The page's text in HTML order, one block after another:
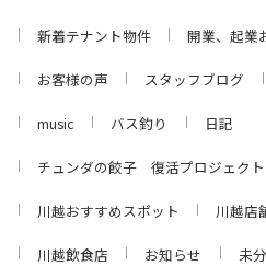
新着テナント物件 開業、起業
お客様の声 スタッフブログ
music バス釣り 日記
チュンダの餃子 復活プロジェクト
川越おすすめスポット 川越店
川越飲食店 お知らせ 未